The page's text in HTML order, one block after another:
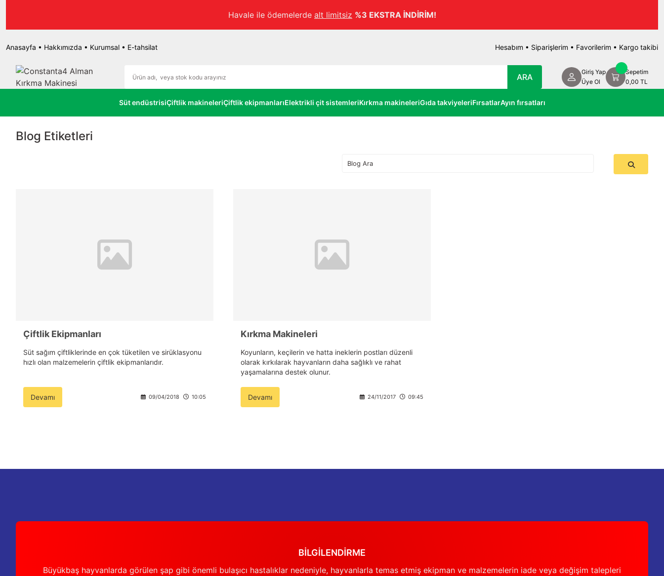
Havale ile ödemelerde alt limitsiz %3 EKSTRA İNDİRİM!
Anasayfa • Hakkımızda • Kurumsal • E-tahsilat Hesabım • Siparişlerim • Favorilerim • Kargo takibi
ARA
Giriş Yap
Üye Ol
Sepetim
0,00 TL
Süt endüstrisiÇiftlik makineleriÇiftlik ekipmanlarıElektrikli çit sistemleriKırkma makineleriGıda takviyeleriFırsatlarAyın fırsatları
Blog Etiketleri
Çiftlik Ekipmanları
Süt sağım çiftliklerinde en çok tüketilen ve sirüklasyonu
hızlı olan malzemelerin çiftlik ekipmanlarıdır.
Devamı 09/04/2018 10:05
Kırkma Makineleri
Koyunların, keçilerin ve hatta ineklerin postları düzenli
olarak kırkılarak hayvanların daha sağlıklı ve rahat
yaşamalarına destek olunur.
Devamı 24/11/2017 09:45
BİLGİLENDİRME
Büyükbaş hayvanlarda görülen şap gibi önemli bulaşıcı hastalıklar nedeniyle, hayvanlarla temas etmiş ekipman ve malzemelerin iade veya değişim talepleri